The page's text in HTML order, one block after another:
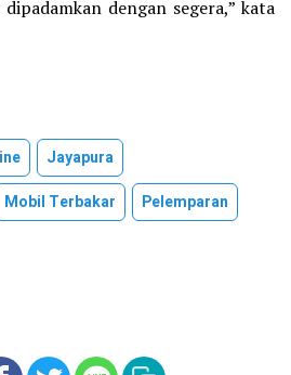
dengan segera,” kata
Jayapura
Mobil Terbakar Pelemparan